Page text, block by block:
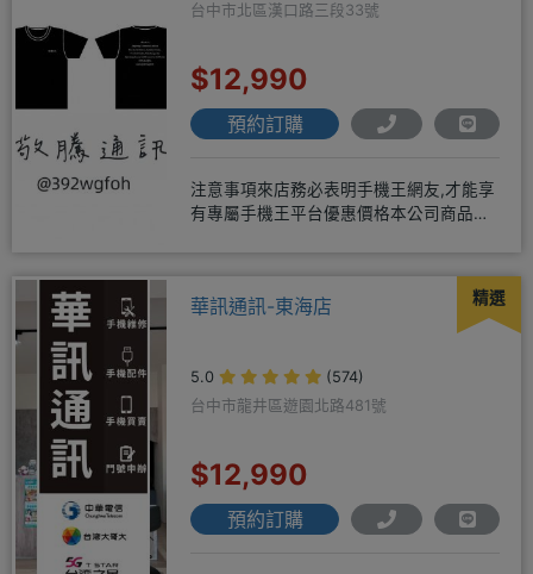
台中市北區漢口路三段33號
$12,990
預約訂購
注意事項來店務必表明手機王網友,才能享
有專屬手機王平台優惠價格本公司商品均
精選
華訊通訊-東海店
5.0
(574)
台中市龍井區遊園北路481號
$12,990
預約訂購